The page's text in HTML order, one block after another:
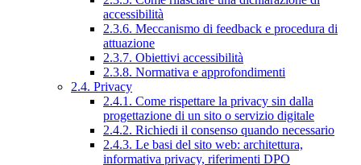
accessibilità
2.3.6. Meccanismo di feedback e procedura di
attuazione
2.3.7. Obiettivi accessibilità
2.3.8. Normativa e approfondimenti
2.4. Privacy
2.4.1. Come rispettare la privacy sin dalla
progettazione di un sito o servizio digitale
2.4.2. Richiedi il consenso quando necessario
2.4.3. Le basi del sito web: architettura,
informativa privacy, riferimenti DPO